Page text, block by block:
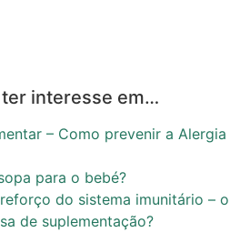
interesse em…
– Como prevenir a Alergia
para o bebé?
do sistema imunitário – o
de suplementação?